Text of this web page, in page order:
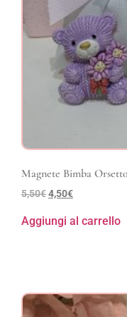
Magnete Bimba
5,50€4,50€
Aggiungi al carrello